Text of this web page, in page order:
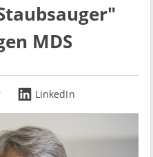
MDS
LinkedIn